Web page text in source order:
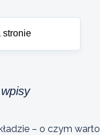
– o czym warto